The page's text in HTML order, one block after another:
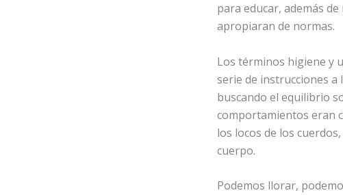
para educar, además
apropiaran de normas.
Los términos higiene y
serie de instrucciones
buscando el equilibrio
comportamientos eran
los locos de los
cuerpo.
Podemos llorar,